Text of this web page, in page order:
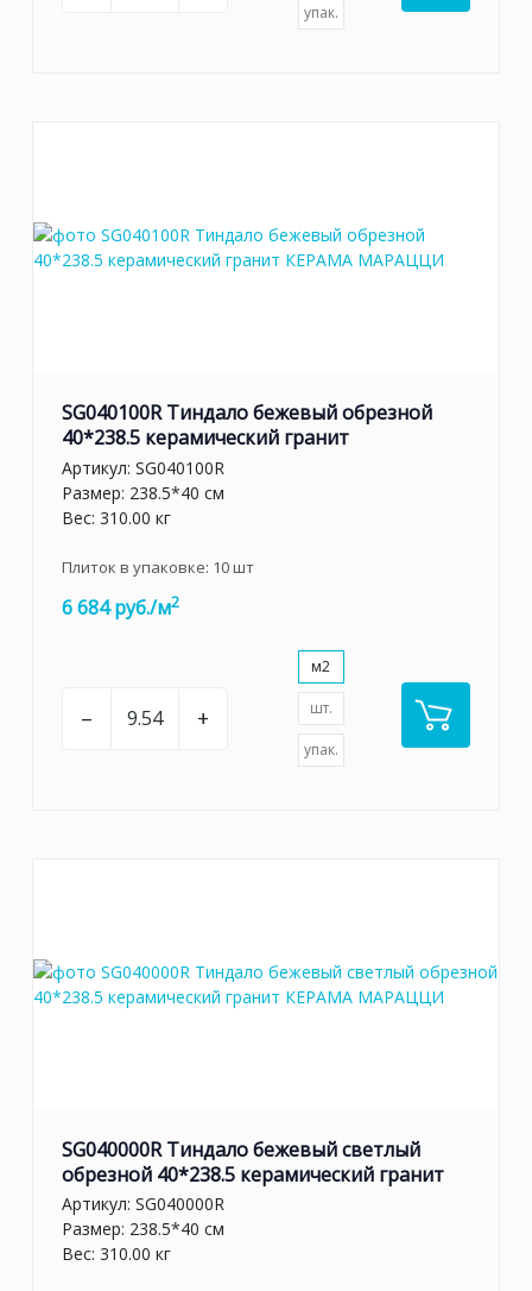
упак.
SG040100R Тиндало бежевый обрезной
40*238.5 керамический гранит
Артикул: SG040100R
Размер: 238.5*40 см
Вес: 310.00 кг
Плиток в упаковке: 10шт
6 684 руб./м2
– +
м2
шт.
упак.
SG040000R Тиндало бежевый светлый
обрезной 40*238.5 керамический гранит
Артикул: SG040000R
Размер: 238.5*40 см
Вес: 310.00 кг